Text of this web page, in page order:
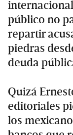
público no
repartir
piedras
deuda
Quizá
editoriales
los